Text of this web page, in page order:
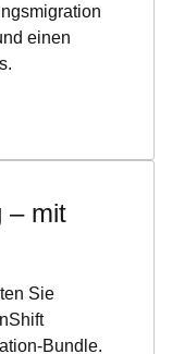
einen
– mit
Sie
Bundle.